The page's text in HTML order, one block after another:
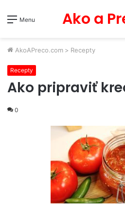
Menu Ako a
AkoAPreco.com > Recepty
Recepty
Ako pripraviť
0